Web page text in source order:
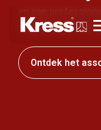
topgolfbanen
Ontdek het